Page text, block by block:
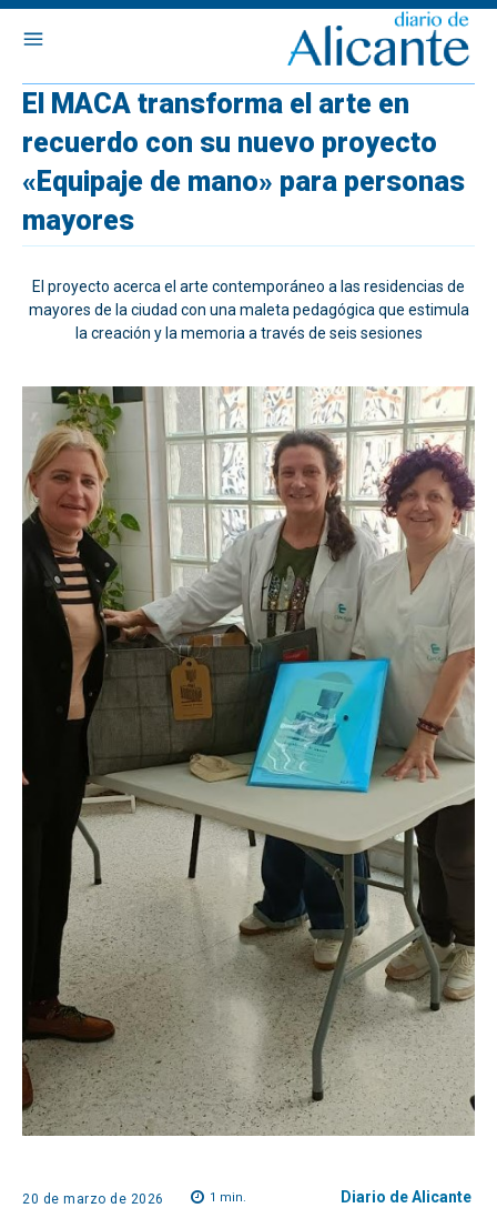
El MACA transforma el arte en
recuerdo con su nuevo proyecto
«Equipaje de mano» para personas
mayores
El proyecto acerca el arte contemporáneo a las residencias de
mayores de la ciudad con una maleta pedagógica que estimula
la creación y la memoria a través de seis sesiones
20 de marzo de 2026 1 min. Diario de Alicante